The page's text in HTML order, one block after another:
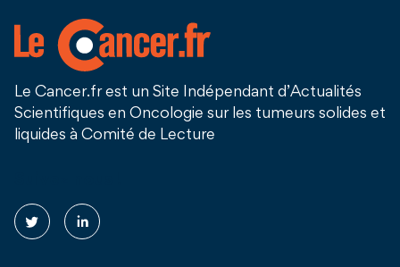
Le Cancer.fr est un Site Indépendant d’Actualités
Scientifiques en Oncologie sur les tumeurs solides et
liquides à Comité de Lecture